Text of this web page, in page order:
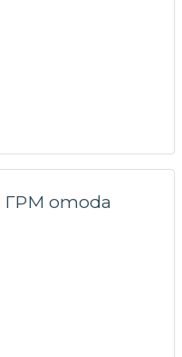
ГРМ omoda